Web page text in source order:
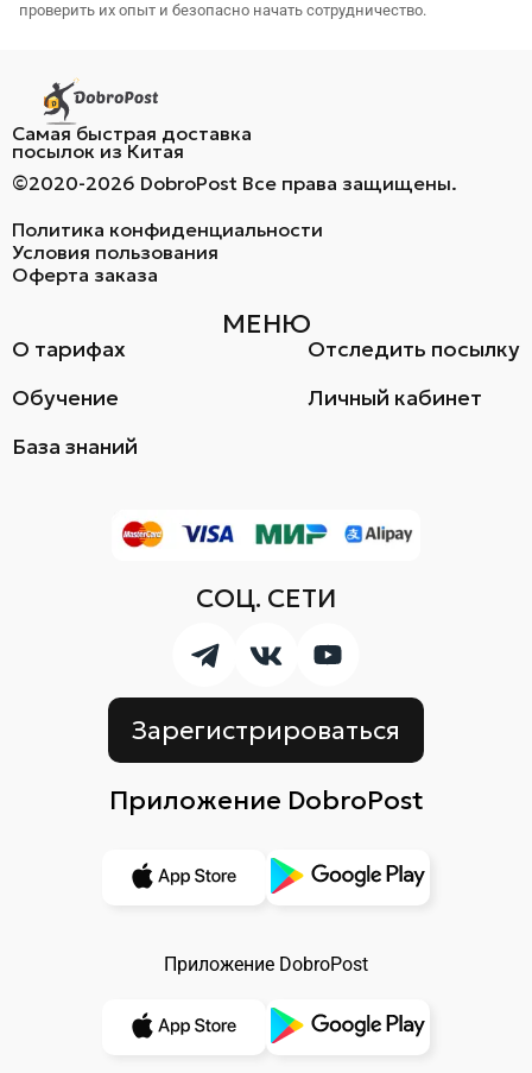
проверить их опыт и безопасно начать сотрудничество.
Самая быстрая доставка
посылок из Китая
©2020-2026 DobroPost Все права защищены.
Политика конфиденциальности
Условия пользования
Оферта заказа
МЕНЮ
О тарифах
База знаний
Отследить посылку
Обучение
Личный кабинет
СОЦ. СЕТИ
Зарегистрироваться
Приложение DobroPost
Приложение DobroPost